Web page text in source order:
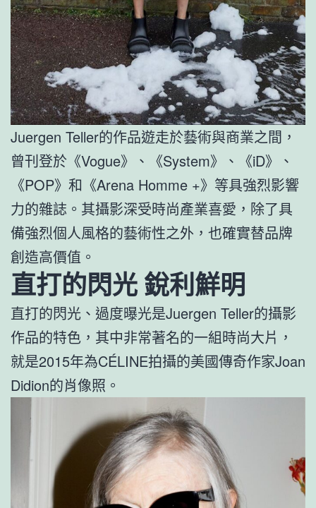
Juergen Teller的作品遊走於藝術與商業之間，
曾刊登於《Vogue》、《System》、《iD》、
《POP》和《Arena Homme +》等具強烈影響
力的雜誌。其攝影深受時尚產業喜愛，除了具
備強烈個人風格的藝術性之外，也確實替品牌
創造高價值。
直打的閃光 銳利鮮明
直打的閃光、過度曝光是Juergen Teller的攝影
作品的特色，其中非常著名的一組時尚大片，
就是2015年為CÉLINE拍攝的美國傳奇作家Joan
Didion的肖像照。